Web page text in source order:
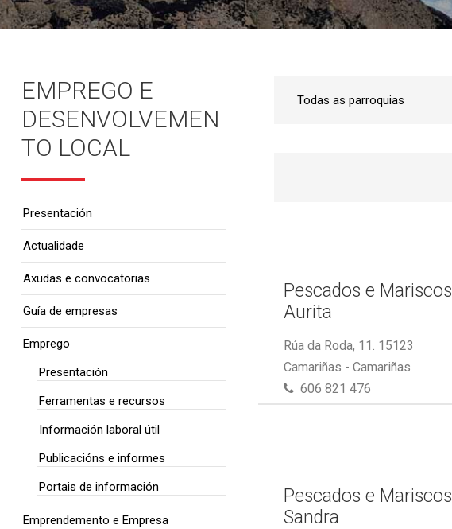
Pescados e Mariscos
Aurita
Rúa da Roda, 11. 15123
Camariñas - Camariñas
606 821 476
Pescados e Mariscos
Sandra
EMPREGO E
DESENVOLVEMEN
TO LOCAL
Presentación
Actualidade
Axudas e convocatorias
Guía de empresas
Emprego
Presentación
Ferramentas e recursos
Información laboral útil
Publicacións e informes
Portais de información
Emprendemento e Empresa